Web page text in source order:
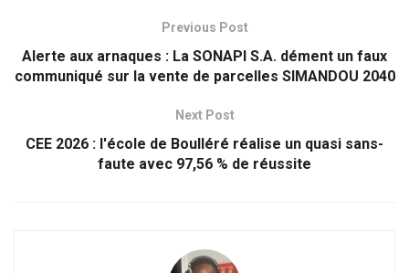
Previous Post
Alerte aux arnaques : La SONAPI S.A. dément un faux
communiqué sur la vente de parcelles SIMANDOU 2040
Next Post
CEE 2026 : l'école de Boulléré réalise un quasi sans-
faute avec 97,56 % de réussite